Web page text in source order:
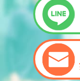
者への提供の停止
これに応じるとと
５、利用目的の
利用目的の通知、開
停止、消去、第三者